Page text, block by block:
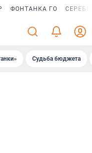
ФОНТАНКА ГО
Судьба бюджета